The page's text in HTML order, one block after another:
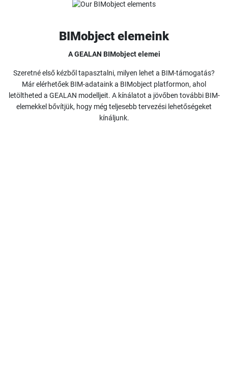
BIMobject elemeink
A GEALAN BIMobject elemei
Szeretné első kézből tapasztalni, milyen lehet a BIM-támogatás?
Már elérhetőek BIM-adataink a BIMobject platformon, ahol
letöltheted a GEALAN modelljeit. A kínálatot a jövőben további BIM-
elemekkel bővítjük, hogy még teljesebb tervezési lehetőségeket
kínáljunk.